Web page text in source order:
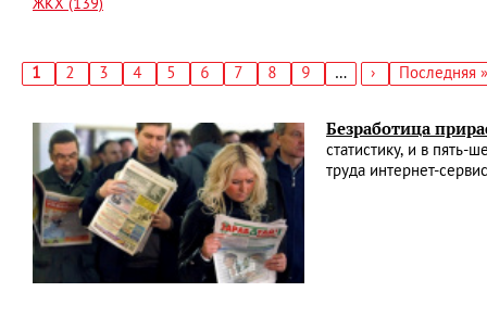
ЖКХ (139)
Текущая
1 Страница
2 Страница
3 Страница
4 Страница
5 Страница
6 Страница
7 Страница
8 Страница
9 …
Следующая
›
Последняя
Последняя »
Безработица
статистику, и в пять-
труда интернет-